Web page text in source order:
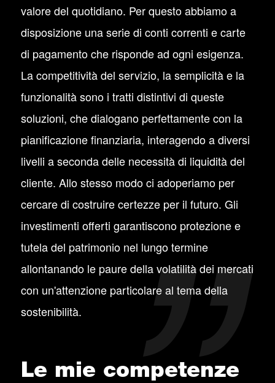
valore del quotidiano. Per questo abbiamo a
disposizione una serie di conti correnti e carte
di pagamento che risponde ad ogni esigenza.
La competitività del servizio, la semplicità e la
funzionalità sono i tratti distintivi di queste
soluzioni, che dialogano perfettamente con la
pianificazione finanziaria, interagendo a diversi
livelli a seconda delle necessità di liquidità del
cliente. Allo stesso modo ci adoperiamo per
cercare di costruire certezze per il futuro. Gli
investimenti offerti garantiscono protezione e
tutela del patrimonio nel lungo termine
allontanando le paure della volatilità dei mercati
con un'attenzione particolare al tema della
sostenibilità.
Le mie competenze